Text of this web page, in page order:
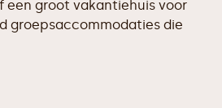
een groot vakantiehuis voor
groepsaccommodaties die